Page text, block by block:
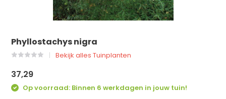
Phyllostachys nigra
Bekijk alles Tuinplanten
37,29
Op voorraad: Binnen 6 werkdagen in jouw tuin!